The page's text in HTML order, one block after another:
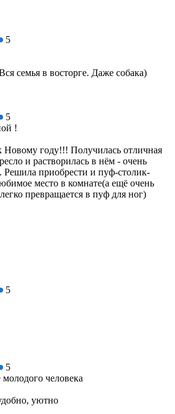
5
семья в восторге. Даже собака)
5
!
Новому году!!! Получилась отличная
и растворилась в нём - очень
Решила приобрести и пуф-столик-
место в комнате(а ещё очень
превращается в пуф для ног)
5
5
человека
уютно